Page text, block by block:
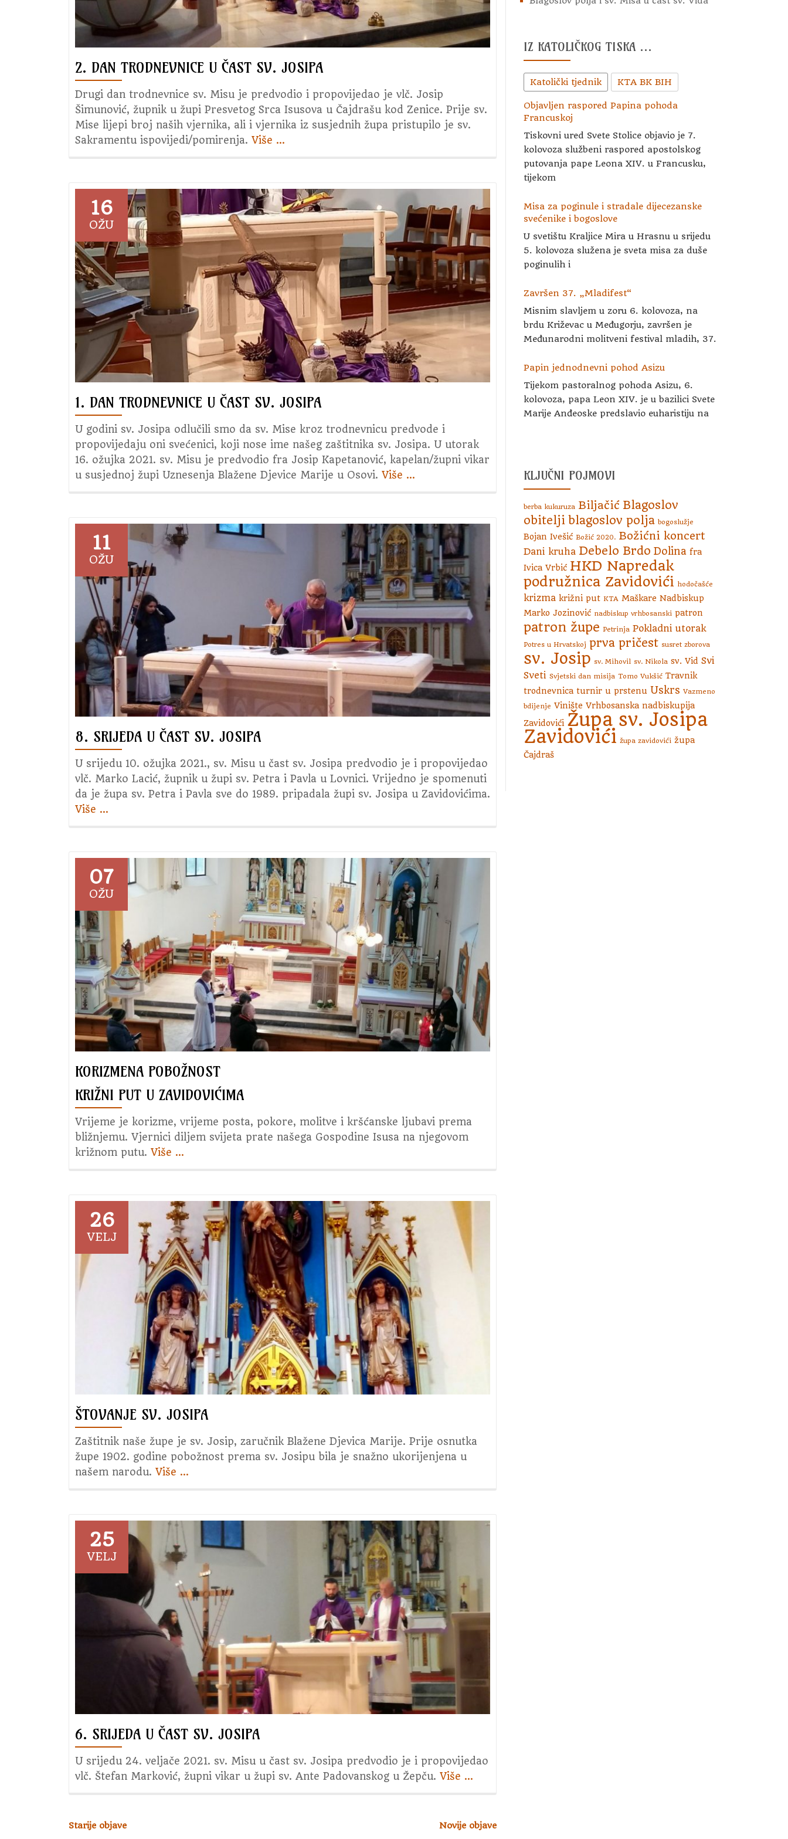
2. DAN TRODNEVNICE U ČAST SV. JOSIPA
Drugi dan trodnevnice sv. Misu je predvodio i propovijedao je vlč. Josip
Šimunović, župnik u župi Presvetog Srca Isusova u Čajdrašu kod Zenice. Prije sv.
Mise lijepi broj naših vjernika, ali i vjernika iz susjednih župa pristupilo je sv.
Sakramentu ispovijedi/pomirenja. Više about
u
čast
sv.
Josipa
…
16
OŽU
1. DAN TRODNEVNICE U ČAST SV. JOSIPA
U godini sv. Josipa odlučili smo da sv. Mise kroz trodnevnicu predvode i
propovijedaju oni svećenici, koji nose ime našeg zaštitnika sv. Josipa. U utorak
16. ožujka 2021. sv. Misu je predvodio fra Josip Kapetanović, kapelan/župni vikar
u susjednoj župi Uznesenja Blažene Djevice Marije u Osovi. Više about
u
čast
sv.
Josipa
…
11
OŽU
8. SRIJEDA U ČAST SV. JOSIPA
U srijedu 10. ožujka 2021., sv. Misu u čast sv. Josipa predvodio je i propovijedao
vlč. Marko Lacić, župnik u župi sv. Petra i Pavla u Lovnici. Vrijedno je spomenuti
da je župa sv. Petra i Pavla sve do 1989. pripadala župi sv. Josipa u Zavidovićima.
Više about
u
čast
sv.
Josipa
…
07
OŽU
KORIZMENA POBOŽNOST
KRIŽNI PUT U ZAVIDOVIĆIMA
Vrijeme je korizme, vrijeme posta, pokore, molitve i kršćanske ljubavi prema
bližnjemu. Vjernici diljem svijeta prate našega Gospodine Isusa na njegovom
križnom putu. Više about
Križni
put
u
Zavidovićima
…
26
VELJ
ŠTOVANJE SV. JOSIPA
Zaštitnik naše župe je sv. Josip, zaručnik Blažene Djevica Marije. Prije osnutka
župe 1902. godine pobožnost prema sv. Josipu bila je snažno ukorijenjena u
našem narodu. Više about
…
25
VELJ
6. SRIJEDA U ČAST SV. JOSIPA
U srijedu 24. veljače 2021. sv. Misu u čast sv. Josipa predvodio je i propovijedao
vlč. Štefan Marković, župni vikar u župi sv. Ante Padovanskog u Žepču. Više about
u
…
Starije objave Novije objave
IZ KATOLIČKOG TISKA …
Katolički tjednik KTA BK BIH
Objavljen raspored Papina pohoda
Francuskoj
Tiskovni ured Svete Stolice objavio je 7.
kolovoza službeni raspored apostolskog
putovanja pape Leona XIV. u Francusku,
tijekom
Misa za poginule i stradale dijecezanske
svećenike i bogoslove
U svetištu Kraljice Mira u Hrasnu u srijedu
5. kolovoza služena je sveta misa za duše
poginulih i
Završen 37. „Mladifest“
Misnim slavljem u zoru 6. kolovoza, na
brdu Križevac u Međugorju, završen je
Međunarodni molitveni festival mladih, 37.
Papin jednodnevni pohod Asizu
Tijekom pastoralnog pohoda Asizu, 6.
kolovoza, papa Leon XIV. je u bazilici Svete
Marije Anđeoske predslavio euharistiju na
KLJUČNI POJMOVI
berba kukuruza Biljačić Blagoslov
obitelji blagoslov polja bogoslužje
Bojan Ivešić Božić 2020. Božićni koncert
Dani kruha Debelo Brdo Dolina fra
Ivica Vrbić HKD Napredak
podružnica Zavidovići hodočašće
krizma križni put KTA Maškare Nadbiskup
Marko Jozinović nadbiskup vrhbosanski patron
patron župe Petrinja Pokladni utorak
Potres u Hrvatskoj prva pričest susret zborova
sv. Josip sv. Mihovil sv. Nikola sv. Vid Svi
Sveti Svjetski dan misija Tomo Vukšić Travnik
trodnevnica turnir u prstenu Uskrs Vazmeno
bdijenje Vinište Vrhbosanska nadbiskupija
Zavidovići Župa sv. Josipa
Zavidovići župa zavidovići župa
Čajdraš